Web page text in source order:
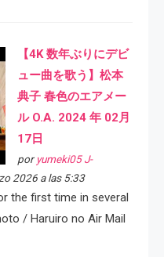
【4K 数年ぶりにデビ
ュー曲を歌う】松本
典子 春色のエアメー
ル O.A. 2024 年 02月
17日
por yumeki05 J-
2026 a las 5:33
the first time in several
/ Haruiro no Air Mail